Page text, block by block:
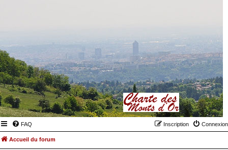
FAQ Connexion
Inscription
Accueil du forum